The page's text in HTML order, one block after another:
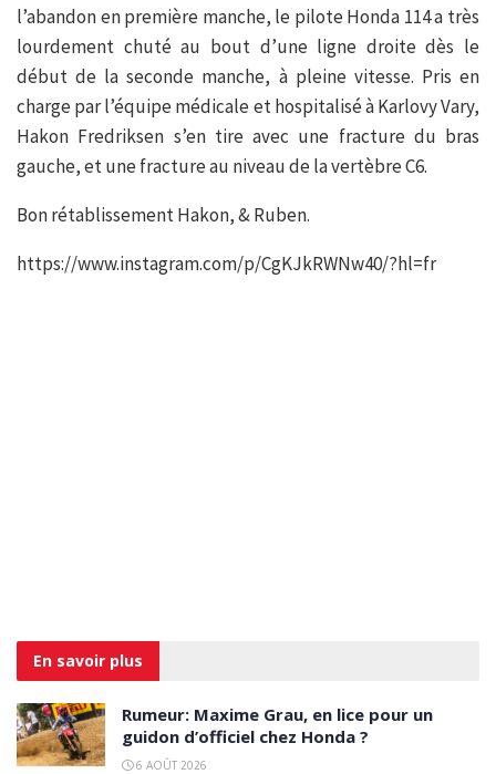
l’abandon en première manche, le pilote Honda 114 a très
lourdement chuté au bout d’une ligne droite dès le
début de la seconde manche, à pleine vitesse. Pris en
charge par l’équipe médicale et hospitalisé à Karlovy Vary,
Hakon Fredriksen s’en tire avec une fracture du bras
gauche, et une fracture au niveau de la vertèbre C6.
Bon rétablissement Hakon, & Ruben.
https://www.instagram.com/p/CgKJkRWNw40/?hl=fr
En savoir plus
Rumeur: Maxime Grau, en lice pour un
guidon d’officiel chez Honda ?
6 AOÛT 2026